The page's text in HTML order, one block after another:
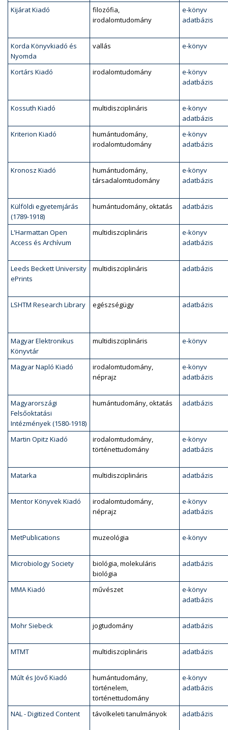
Kijárat Kiadó
filozófia,
irodalomtudomány
e-könyv
adatbázis
Korda Könyvkiadó és
Nyomda
vallás e-könyv
Kortárs Kiadó irodalomtudomány
e-könyv
adatbázis
Kossuth Kiadó multidiszciplináris
e-könyv
adatbázis
Kriterion Kiadó
humántudomány,
irodalomtudomány
e-könyv
adatbázis
Kronosz Kiadó
humántudomány,
társadalomtudomány
e-könyv
adatbázis
Külföldi egyetemjárás
(1789-1918)
humántudomány, oktatás adatbázis
L'Harmattan Open
Access és Archívum
multidiszciplináris
e-könyv
adatbázis
Leeds Beckett University
ePrints
multidiszciplináris adatbázis
LSHTM Research Library egészségügy adatbázis
Magyar Elektronikus
Könyvtár
multidiszciplináris e-könyv
Magyar Napló Kiadó
irodalomtudomány,
néprajz
e-könyv
adatbázis
Magyarországi
Felsőoktatási
Intézmények (1580-1918)
humántudomány, oktatás adatbázis
Martin Opitz Kiadó
irodalomtudomány,
történettudomány
e-könyv
adatbázis
Matarka multidiszciplináris adatbázis
Mentor Könyvek Kiadó
irodalomtudomány,
néprajz
e-könyv
adatbázis
MetPublications muzeológia e-könyv
Microbiology Society
biológia, molekuláris
biológia
adatbázis
MMA Kiadó művészet
e-könyv
adatbázis
Mohr Siebeck jogtudomány adatbázis
MTMT multidiszciplináris adatbázis
Múlt és Jövő Kiadó
humántudomány,
történelem,
történettudomány
e-könyv
adatbázis
NAL - Digitized Content távolkeleti tanulmányok adatbázis